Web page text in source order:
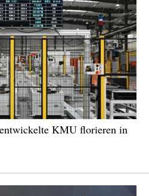
KMU florieren in